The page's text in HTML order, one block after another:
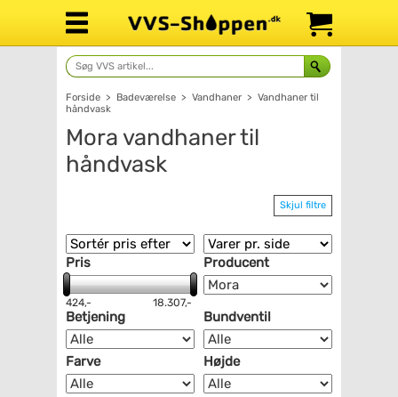
Forside > Badeværelse > Vandhaner > Vandhaner til
håndvask
Mora vandhaner til
håndvask
Skjul filtre
Pris
424,- 18.307,-
Producent
Betjening Bundventil
Farve Højde